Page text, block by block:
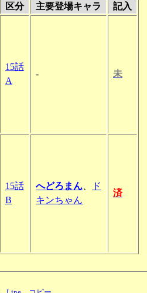
区分 主要登場キャラ 記入
15話
A
- 未
15話
B
へどろまん
ド
キンちゃん
済